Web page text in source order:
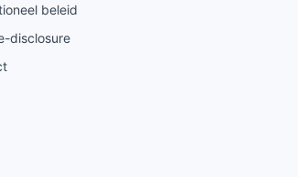
beleid
disclosure